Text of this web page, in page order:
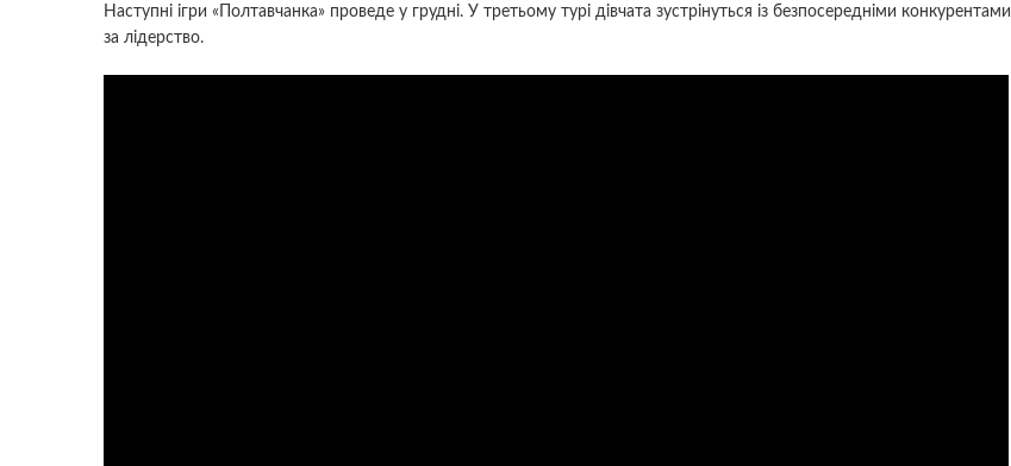
Наступні ігри «Полтавчанка» проведе у грудні. У третьому турі дівчата зустрінуться із безпосередніми конкурентами
за лідерство.